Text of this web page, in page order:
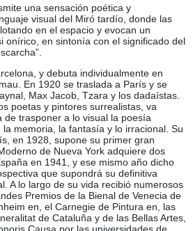
una sensación poética y
visual del Miró tardío, donde las
en el espacio y evocan un
onírico, en sintonía con el significado del
y debuta individualmente en
En 1920 se traslada a París y se
Max Jacob, Tzara y los dadaístas.
poetas y pintores surrealistas, va
de trasponer a lo visual la poesía
memoria, la fantasía y lo irracional. Su
en 1928, supone su primer gran
de Nueva York adquiere dos
en 1941, y ese mismo año dicho
que supondrá su definitiva
A lo largo de su vida recibió numerosos
Premios de la Bienal de Venecia de
en, el Carnegie de Pintura en, las
de Cataluña y de las Bellas Artes,